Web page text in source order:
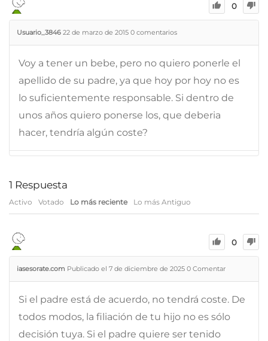
0
Usuario_3846 22 de marzo de 2015 0 comentarios
Voy a tener un bebe, pero no quiero ponerle el
apellido de su padre, ya que hoy por hoy no es
lo suficientemente responsable. Si dentro de
unos años quiero ponerse los, que deberia
hacer, tendría algún coste?
1 Respuesta
Activo Votado Lo más reciente Lo más Antiguo
0
iasesorate.com Publicado el 7 de diciembre de 2025 0 Comentar
Si el padre está de acuerdo, no tendrá coste. De
todos modos, la filiación de tu hijo no es sólo
decisión tuya. Si el padre quiere ser tenido